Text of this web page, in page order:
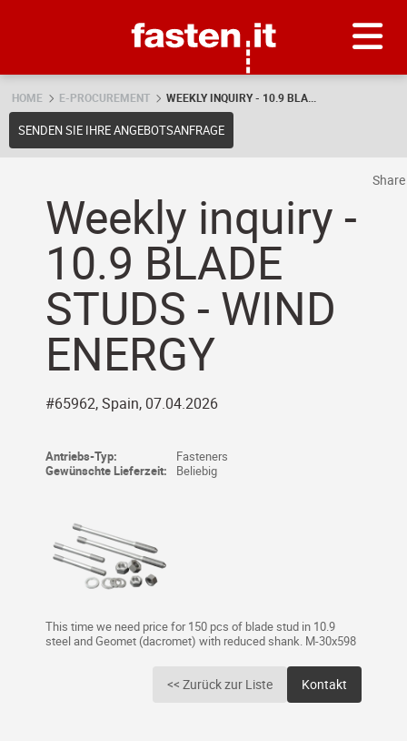
HOME E-PROCUREMENT WEEKLY INQUIRY - 10.9 BLA...
SENDEN SIE IHRE ANGEBOTSANFRAGE
Weekly inquiry -
10.9 BLADE
STUDS - WIND
ENERGY
#65962, Spain, 07.04.2026
Antriebs-Typ:
Fasteners
Gewünschte Lieferzeit:
Beliebig
This time we need price for 150 pcs of blade stud in 10.9
steel and Geomet (dacromet) with reduced shank. M-30x598
<< Zurück zur Liste Kontakt
Share